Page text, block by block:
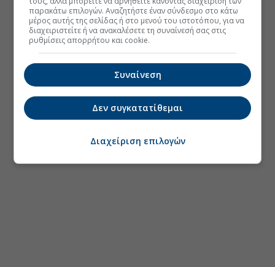
παρακάτω επιλογών. Αναζητήστε έναν σύνδεσμο στο κάτω
μέρος αυτής της σελίδας ή στο μενού του ιστοτόπου, για να
διαχειριστείτε ή να ανακαλέσετε τη συναίνεσή σας στις
ρυθμίσεις απορρήτου και cookie.
Συναίνεση
Δεν συγκατατίθεμαι
Διαχείριση επιλογών